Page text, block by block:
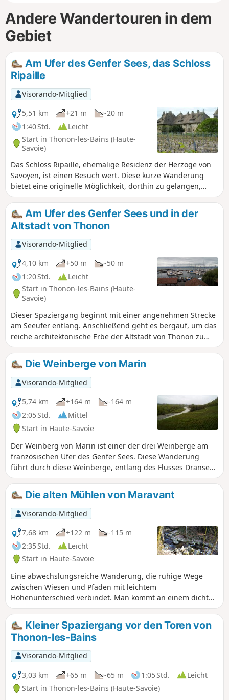
Andere Wandertouren in dem
Gebiet
Am Ufer des Genfer Sees, das Schloss
Ripaille
Visorando-Mitglied
5,51 km
+21 m
-20 m
1:40 Std.
Leicht
Start in Thonon-les-Bains (Haute-
Savoie)
Das Schloss Ripaille, ehemalige Residenz der Herzöge von
Savoyen, ist einen Besuch wert. Diese kurze Wanderung
bietet eine originelle Möglichkeit, dorthin zu gelangen,
indem man dicht am Genfer See entlangwandert. So lässt
sich das Vergnügen des Wanderns mit dem der Kultur und
des Kulturerbes verbinden!
Am Ufer des Genfer Sees und in der
Altstadt von Thonon
Visorando-Mitglied
4,10 km
+50 m
-50 m
1:20 Std.
Leicht
Start in Thonon-les-Bains (Haute-
Savoie)
Dieser Spaziergang beginnt mit einer angenehmen Strecke
am Seeufer entlang. Anschließend geht es bergauf, um das
reiche architektonische Erbe der Altstadt von Thonon zu
entdecken. Der Rückweg führt wieder am Seeufer entlang.
Die Weinberge von Marin
Visorando-Mitglied
5,74 km
+164 m
-164 m
2:05 Std.
Mittel
Start in Haute-Savoie
Der Weinberg von Marin ist einer der drei Weinberge am
französischen Ufer des Genfer Sees. Diese Wanderung
führt durch diese Weinberge, entlang des Flusses Dranse
und in die Höhe, um einen schönen Panoramablick auf den
Genfer See zu genießen.
Die alten Mühlen von Maravant
Visorando-Mitglied
7,68 km
+122 m
-115 m
2:35 Std.
Leicht
Start in Haute-Savoie
Eine abwechslungsreiche Wanderung, die ruhige Wege
zwischen Wiesen und Pfaden mit leichtem
Höhenunterschied verbindet. Man kommt an einem dicht
bewaldeten Gelände mit ehemaligen Wassermühlen vorbei,
deren Überreste nur noch schwer zu erkennen sind. Weite
Ausblicke auf den Genfer See und die umliegenden
Bergmassive prägen diese Route.
Kleiner Spaziergang vor den Toren von
Thonon-les-Bains
Visorando-Mitglied
3,03 km
+65 m -65 m 1:05 Std.
Leicht
Start in Thonon-les-Bains (Haute-Savoie)